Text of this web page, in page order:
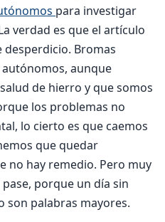
para investigar
verdad es que el artículo
Bromas
aunque
de hierro y que somos
los problemas no
lo cierto es que caemos
que quedar
no hay remedio. Pero muy
porque un día sin
palabras mayores.